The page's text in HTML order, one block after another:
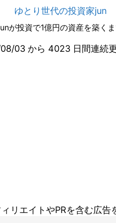
ゆとり世代の投資家jun
が投資で1億円の資産を築く
03 から 4023 日間連続更
リエイトやPRを含む広告